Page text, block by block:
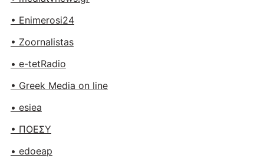
• Enimerosi24
• Zoornalistas
• e-tetRadio
• Greek Media on line
• esiea
• ΠΟΕΣΥ
• edoeap